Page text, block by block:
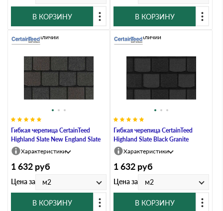
В КОРЗИНУ В КОРЗИНУ
Гибкая черепица CertainTeed
Highland Slate New England Slate
Нет в наличии
Характеристики
1 632 руб
Цена за м2
В КОРЗИНУ
Гибкая черепица CertainTeed
Highland Slate Black Granite
Нет в наличии
Характеристики
1 632 руб
Цена за м2
В КОРЗИНУ